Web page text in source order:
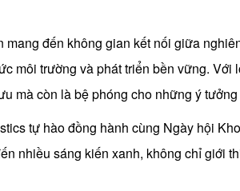
đến không gian kết nối giữa
môi trường và phát triển bền vững.
mà còn là bệ phóng cho những ý
tự hào đồng hành cùng Ngày hội
nhiều sáng kiến xanh, không chỉ giới